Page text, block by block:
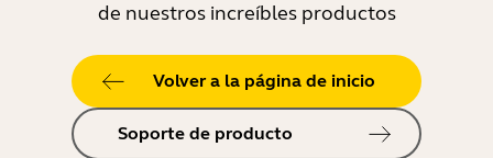
de nuestros increíbles productos
Volver a la página de inicio
Soporte de producto